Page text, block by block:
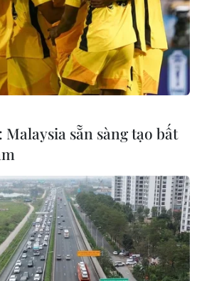
trị nghiện ma tuý: Xoá
sử dụng ma túy muốn được
Malaysia sẵn sàng tạo bất